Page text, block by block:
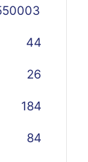
4
4
26
184
84